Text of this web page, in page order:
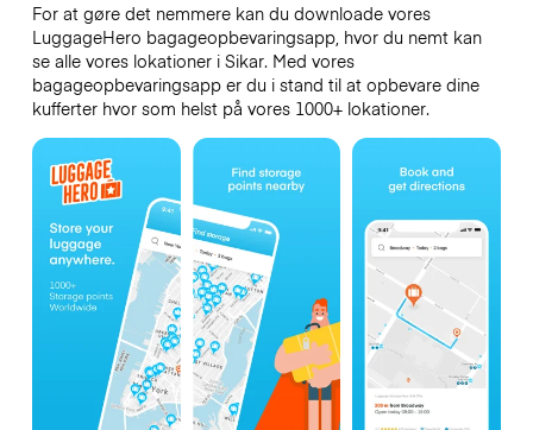
For at gøre det nemmere kan du downloade vores
LuggageHero bagageopbevaringsapp, hvor du nemt kan
se alle vores lokationer i Sikar. Med vores
bagageopbevaringsapp er du i stand til at opbevare dine
kufferter hvor som helst på vores 1000+ lokationer.